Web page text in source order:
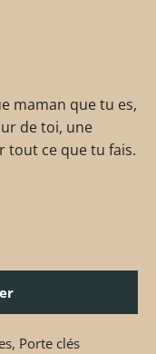
maman que tu es,
de toi, une
tout ce que tu fais.
, Porte clés